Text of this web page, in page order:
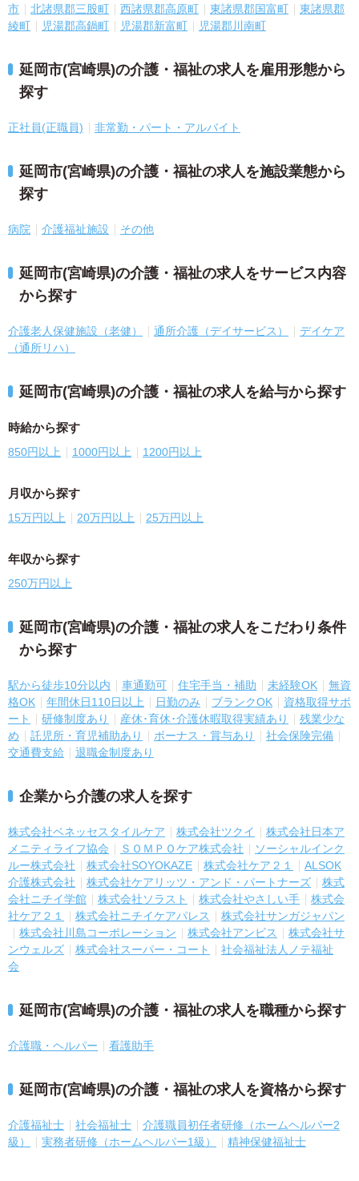
市
北諸県郡三股町 西諸県郡高原町 東諸県郡国富町
東諸県郡
綾町
児湯郡高鍋町 児湯郡新富町 児湯郡川南町
延岡市(宮崎県)の介護・福祉の求人を雇用形態から
探す
正社員(正職員) 非常勤・パート・アルバイト
延岡市(宮崎県)の介護・福祉の求人を施設業態から
探す
病院 介護福祉施設 その他
延岡市(宮崎県)の介護・福祉の求人をサービス内容
から探す
介護老人保健施設（老健） 通所介護（デイサービス）
デイケア
（通所リハ）
延岡市(宮崎県)の介護・福祉の求人を給与から探す
時給から探す
850円以上 1000円以上 1200円以上
月収から探す
15万円以上 20万円以上 25万円以上
年収から探す
250万円以上
延岡市(宮崎県)の介護・福祉の求人をこだわり条件
から探す
駅から徒歩10分以内 車通勤可 住宅手当・補助 未経験OK
無資
格OK
年間休日110日以上 日勤のみ ブランクOK
資格取得サポ
ート
研修制度あり 産休･育休･介護休暇取得実績あり
残業少な
め
託児所・育児補助あり ボーナス・賞与あり
社会保険完備
交通費支給
退職金制度あり
企業から介護の求人を探す
株式会社ベネッセスタイルケア 株式会社ツクイ
株式会社日本ア
メニティライフ協会
ＳＯＭＰＯケア株式会社
ソーシャルインク
ルー株式会社
株式会社SOYOKAZE 株式会社ケア２１
ALSOK
介護株式会社
株式会社ケアリッツ・アンド・パートナーズ
株式
会社ニチイ学館
株式会社ソラスト 株式会社やさしい手
株式会
社ケア２１
株式会社ニチイケアパレス
株式会社サンガジャパン
株式会社川島コーポレーション
株式会社アンビス
株式会社サ
ンウェルズ
株式会社スーパー・コート
社会福祉法人ノテ福祉
会
延岡市(宮崎県)の介護・福祉の求人を職種から探す
介護職・ヘルパー 看護助手
延岡市(宮崎県)の介護・福祉の求人を資格から探す
介護福祉士 社会福祉士
介護職員初任者研修（ホームヘルパー2
級）
実務者研修（ホームヘルパー1級） 精神保健福祉士